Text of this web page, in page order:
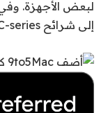
لبعض الأجهزة. وفي
إلى شرائح C-series الأكثر قدرة قد يستغرق عدة سنوات.